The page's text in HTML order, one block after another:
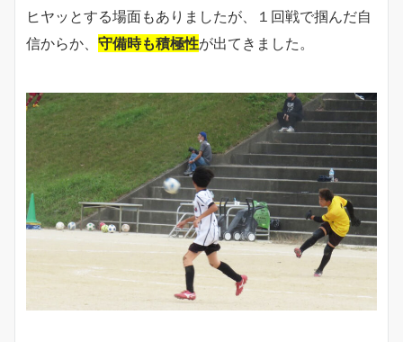
ヒヤッとする場面もありましたが、１回戦で掴んだ自
信からか、 守備時も積極性が出てきました。